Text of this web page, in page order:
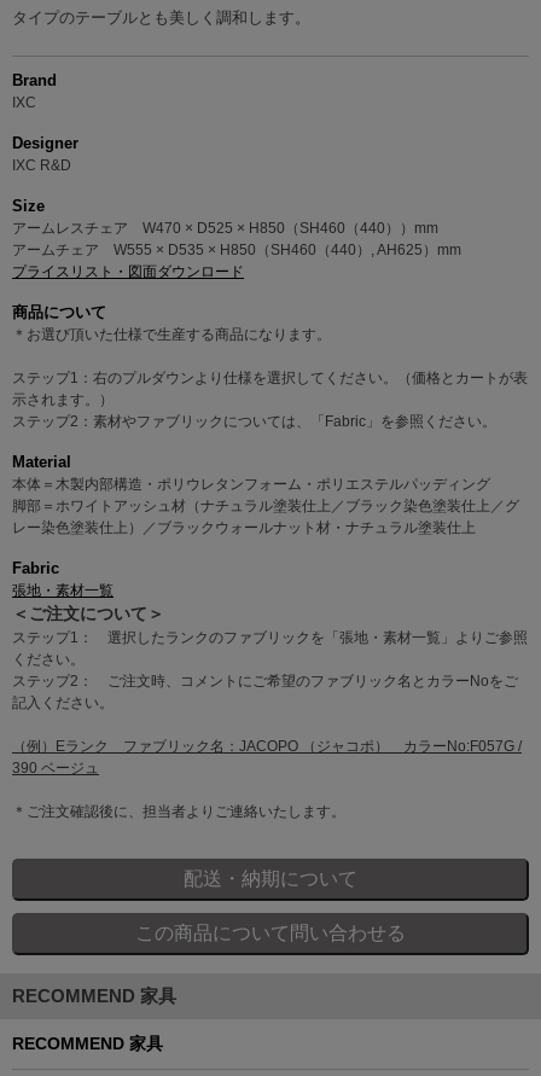
タイプのテーブルとも美しく調和します。
Brand
IXC
Designer
IXC R&D
Size
アームレスチェア W470 × D525 × H850（SH460（440））mm
アームチェア W555 × D535 × H850（SH460（440）, AH625）mm
プライスリスト・図面ダウンロード
商品について
＊お選び頂いた仕様で生産する商品になります。
ステップ1：右のプルダウンより仕様を選択してください。（価格とカートが表
示されます。）
ステップ2：素材やファブリックについては、「Fabric」を参照ください。
Material
本体＝木製内部構造・ポリウレタンフォーム・ポリエステルパッディング
脚部＝ホワイトアッシュ材（ナチュラル塗装仕上／ブラック染色塗装仕上／グ
レー染色塗装仕上）／ブラックウォールナット材・ナチュラル塗装仕上
Fabric
張地・素材一覧
＜ご注文について＞
ステップ1： 選択したランクのファブリックを「張地・素材一覧」よりご参照
ください。
ステップ2： ご注文時、コメントにご希望のファブリック名とカラーNoをご
記入ください。
（例）Eランク ファブリック名：JACOPO （ジャコポ） カラーNo:F057G /
390 ベージュ
＊ご注文確認後に、担当者よりご連絡いたします。
RECOMMEND 家具
RECOMMEND 家具